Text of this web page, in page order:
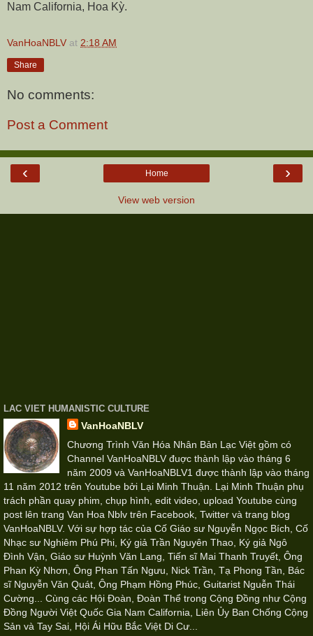
Nam California, Hoa Kỳ.
VanHoaNBLV at 2:18 AM
Share
No comments:
Post a Comment
‹ ›
Home
View web version
LAC VIET HUMANISTIC CULTURE
VanHoaNBLV
Chương Trình Văn Hóa Nhân Bản Lạc Việt gồm có
Channel VanHoaNBLV đuợc thành lập vào tháng 6
năm 2009 và VanHoaNBLV1 được thành lập vào tháng
11 năm 2012 trên Youtube bởi Lại Minh Thuận. Lại Minh Thuận phụ
trách phần quay phim, chụp hình, edit video, upload Youtube cùng
post lên trang Van Hoa Nblv trên Facebook, Twitter và trang blog
VanHoaNBLV. Với sự hợp tác của Cố Giáo sư Nguyễn Ngọc Bích, Cố
Nhạc sư Nghiêm Phú Phi, Ký giả Trần Nguyên Thao, Ký giả Ngô
Đình Vận, Giáo sư Huỳnh Văn Lang, Tiến sĩ Mai Thanh Truyết, Ông
Phan Kỳ Nhơn, Ông Phan Tấn Ngưu, Nick Trần, Tạ Phong Tần, Bác
sĩ Nguyễn Văn Quát, Ông Phạm Hồng Phúc, Guitarist Nguễn Thái
Cường... Cùng các Hội Đoàn, Đoàn Thể trong Cộng Đồng như Cộng
Đồng Người Việt Quốc Gia Nam California, Liên Ủy Ban Chống Cộng
Sản và Tay Sai, Hội Ái Hữu Bắc Việt Di Cư...